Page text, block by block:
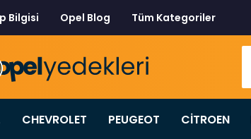
Bilgisi Opel Blog Tüm Kategoriler
CHEVROLET PEUGEOT CİTROEN